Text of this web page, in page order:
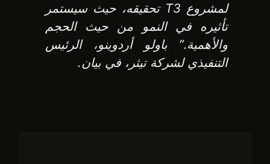
لمشروع T3 تحقيقه، حيث سيستمر
تأثيره في النمو من حيث الحجم
والأهمية.” باولو أردوينو، الرئيس
التنفيذي لشركة تيثر، في بيان.